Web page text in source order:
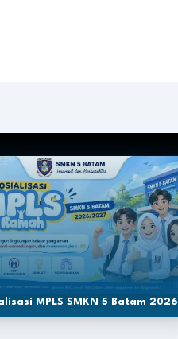
MPLS SMKN 5 Batam 2026